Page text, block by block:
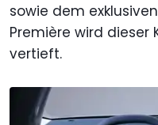
sowie dem
Première wird
vertieft.